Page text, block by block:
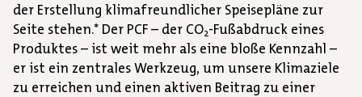
der Erstellung klimafreundlicher Speisepläne zur
Seite stehen.* Der PCF – der CO2-Fußabdruck eines
Produktes – ist weit mehr als eine bloße Kennzahl –
er ist ein zentrales Werkzeug, um unsere Klimaziele
zu erreichen und einen aktiven Beitrag zu einer